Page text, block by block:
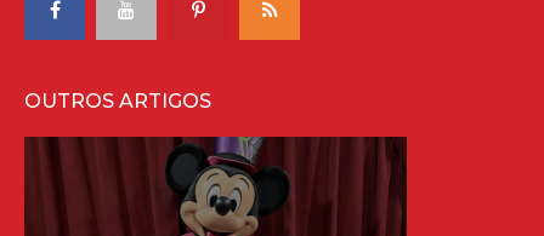
OUTROS ARTIGOS